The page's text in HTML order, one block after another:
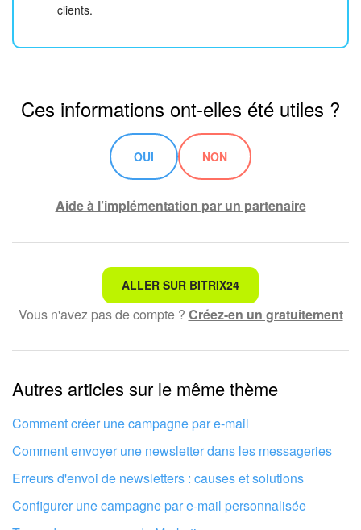
clients.
Ces informations ont-elles été utiles ?
OUI NON
Aide à l’implémentation par un partenaire
Ce n'est pas ce que je recherche
Texte compliqué et incompréhensible
Les informations sont obsolètes
Trop court, j'ai besoin de plus d'informations
Je n'aime pas comment cet outil fonctionne
ALLER SUR BITRIX24
Vous n'avez pas de compte ? Créez-en un gratuitement
Autres articles sur le même thème
Comment créer une campagne par e-mail
Comment envoyer une newsletter dans les messageries
Erreurs d'envoi de newsletters : causes et solutions
Configurer une campagne par e-mail personnalisée